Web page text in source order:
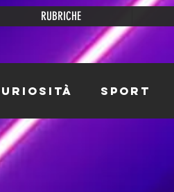
RUBRICHE
Sport